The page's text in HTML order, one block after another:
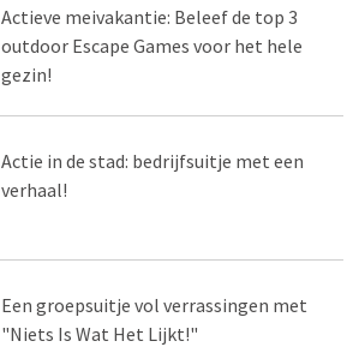
Actieve meivakantie: Beleef de top 3
outdoor Escape Games voor het hele
gezin!
Actie in de stad: bedrijfsuitje met een
verhaal!
Een groepsuitje vol verrassingen met
"Niets Is Wat Het Lijkt!"